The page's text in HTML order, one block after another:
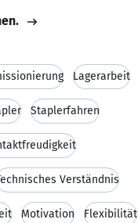
Lagerarbeit
Staplerfahren
Verständnis
Motivation Flexibilität